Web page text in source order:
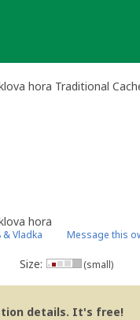
hora Traditional
hora
Vladka Message this
Size: (small)
details. It's free!